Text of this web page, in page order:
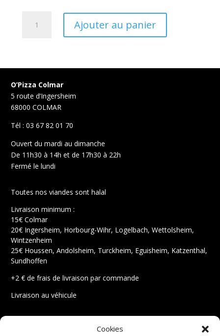
Cookies
Ajouter au panier
O’Pizza Colmar
5 route d’Ingersheim
68000 COLMAR
Tél : 03 67 82 01 70
Ouvert du mardi au dimanche
De 11h30 à 14h et de 17h30 à 22h
Fermé le lundi
Toutes nos viandes sont halal
Livraison minimum :
15€ Colmar
20€ Ingersheim, Horbourg-Wihr, Logelbach, Wettolsheim,
Wintzenheim
25€ Houssen, Andolsheim, Turckheim, Eguisheim, Katzenthal,
Sundhoffen
+2 € de frais de livraison par commande
Livraison au véhicule